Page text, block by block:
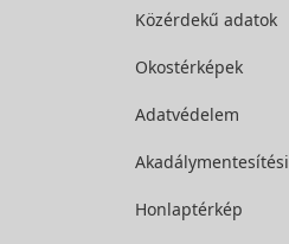
Közérdekű adatok
Okostérképek
Adatvédelem
Akadálymentesítési
Honlaptérkép